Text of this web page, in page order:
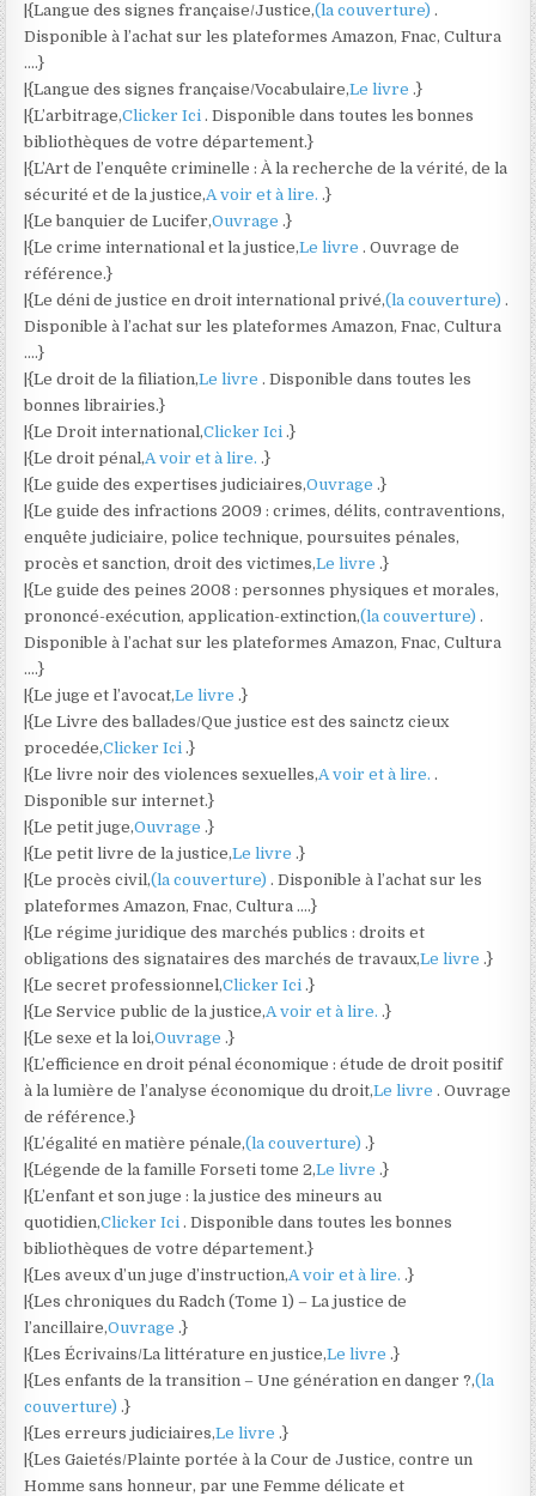
|{Langue des signes française/Justice,(la couverture).
Disponible à l’achat sur les plateformes Amazon, Fnac, Cultura
….}
|{Langue des signes française/Vocabulaire,Le livre.}
|{L’arbitrage,Clicker Ici. Disponible dans toutes les bonnes
bibliothèques de votre département.}
|{L’Art de l’enquête criminelle : À la recherche de la vérité, de la
sécurité et de la justice,A voir et à lire..}
|{Le banquier de Lucifer,Ouvrage.}
|{Le crime international et la justice,Le livre. Ouvrage de
référence.}
|{Le déni de justice en droit international privé,(la couverture).
Disponible à l’achat sur les plateformes Amazon, Fnac, Cultura
….}
|{Le droit de la filiation,Le livre. Disponible dans toutes les
bonnes librairies.}
|{Le Droit international,Clicker Ici.}
|{Le droit pénal,A voir et à lire..}
|{Le guide des expertises judiciaires,Ouvrage.}
|{Le guide des infractions 2009 : crimes, délits, contraventions,
enquête judiciaire, police technique, poursuites pénales,
procès et sanction, droit des victimes,Le livre.}
|{Le guide des peines 2008 : personnes physiques et morales,
prononcé-exécution, application-extinction,(la couverture).
Disponible à l’achat sur les plateformes Amazon, Fnac, Cultura
….}
|{Le juge et l’avocat,Le livre.}
|{Le Livre des ballades/Que justice est des sainctz cieux
procedée,Clicker Ici.}
|{Le livre noir des violences sexuelles,A voir et à lire..
Disponible sur internet.}
|{Le petit juge,Ouvrage.}
|{Le petit livre de la justice,Le livre.}
|{Le procès civil,(la couverture). Disponible à l’achat sur les
plateformes Amazon, Fnac, Cultura ….}
|{Le régime juridique des marchés publics : droits et
obligations des signataires des marchés de travaux,Le livre.}
|{Le secret professionnel,Clicker Ici.}
|{Le Service public de la justice,A voir et à lire..}
|{Le sexe et la loi,Ouvrage.}
|{L’efficience en droit pénal économique : étude de droit positif
à la lumière de l’analyse économique du droit,Le livre. Ouvrage
de référence.}
|{L’égalité en matière pénale,(la couverture).}
|{Légende de la famille Forseti tome 2,Le livre.}
|{L’enfant et son juge : la justice des mineurs au
quotidien,Clicker Ici. Disponible dans toutes les bonnes
bibliothèques de votre département.}
|{Les aveux d’un juge d’instruction,A voir et à lire..}
|{Les chroniques du Radch (Tome 1) – La justice de
l’ancillaire,Ouvrage.}
|{Les Écrivains/La littérature en justice,Le livre.}
|{Les enfants de la transition – Une génération en danger ?,(la
couverture).}
|{Les erreurs judiciaires,Le livre.}
|{Les Gaietés/Plainte portée à la Cour de Justice, contre un
Homme sans honneur, par une Femme délicate et